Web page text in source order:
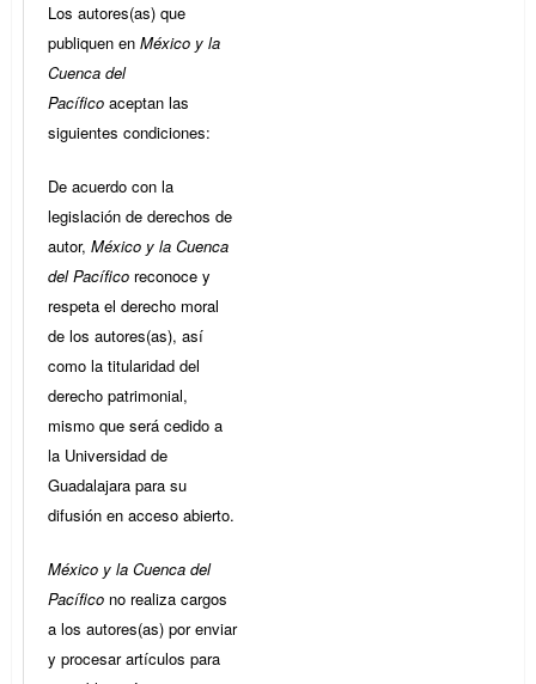
Los autores(as) que
publiquen en México y la
Cuenca del
Pacífico aceptan las
siguientes condiciones:
De acuerdo con la
legislación de derechos de
autor, México y la Cuenca
del Pacífico reconoce y
respeta el derecho moral
de los autores(as), así
como la titularidad del
derecho patrimonial,
mismo que será cedido a
la Universidad de
Guadalajara para su
difusión en acceso abierto.
México y la Cuenca del
Pacífico no realiza cargos
a los autores(as) por enviar
y procesar artículos para